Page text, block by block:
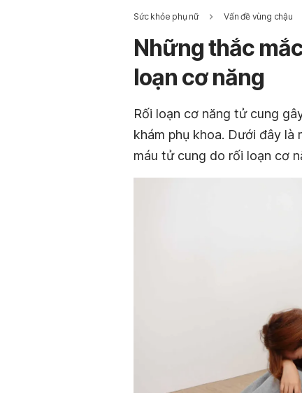
Sức khỏe phụ nữ Vấn đề vùng chậu
Những thắc
loạn cơ năng
Rối loạn cơ năng tử cung
khám phụ khoa. Dưới đây
máu tử cung do rối loạn cơ